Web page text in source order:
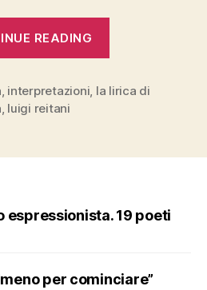
READING
Ingeborg
, interpretazioni, la lirica di
, luigi reitani
espressionista. 19 poeti
per cominciare”